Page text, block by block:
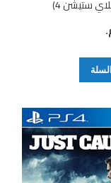
ستيشن 4)